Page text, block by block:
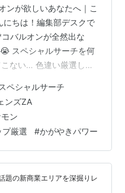
ンが欲しいあなたへ｜こ
ちは！編集部デスクで
バルオンが全然出な
スペシャルサーチを何
ない… 色違い厳選した
抱えているトレーナー
事を最後まで読めば、
す！ 48時間以内にコバ
から、色違い厳選の裏
まで、プロ目線で徹底
スペシャルサーチ
ンズZA
ン
プ厳選 #かがやきパワー
題の新商業エリアを深掘りレ